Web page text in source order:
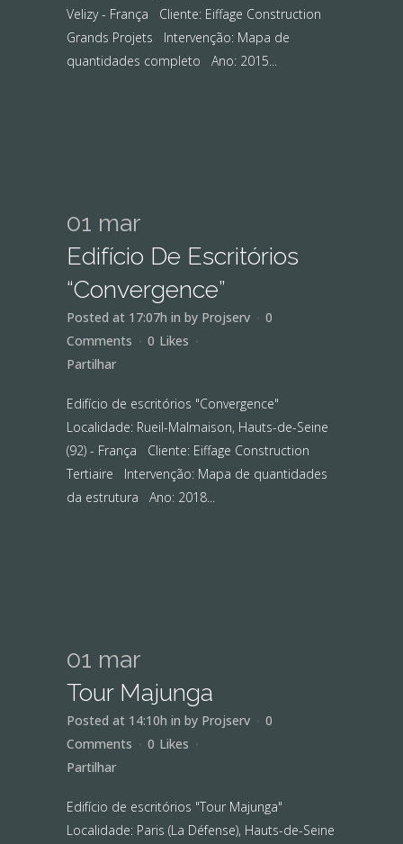
Velizy - França Cliente: Eiffage Construction
Grands Projets Intervenção: Mapa de
quantidades completo Ano: 2015...
01 mar
Edifício De Escritórios
“Convergence”
Posted at 17:07h in by Projserv
0
Comments
0 Likes
Partilhar
Edifício de escritórios "Convergence"
Localidade: Rueil-Malmaison, Hauts-de-Seine
(92) - França Cliente: Eiffage Construction
Tertiaire Intervenção: Mapa de quantidades
da estrutura Ano: 2018...
01 mar
Tour Majunga
Posted at 14:10h in by Projserv
0
Comments
0 Likes
Partilhar
Edifício de escritórios "Tour Majunga"
Localidade: Paris (La Défense), Hauts-de-Seine